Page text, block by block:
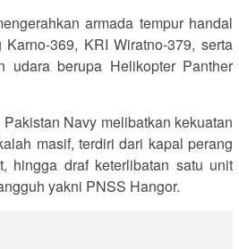
armada tempur handal
369, KRI Wiratno-379, serta
udara berupa Helikopter Panther
Navy melibatkan kekuatan
masif, terdiri dari kapal perang
hingga draf keterlibatan satu unit
yakni PNSS Hangor.